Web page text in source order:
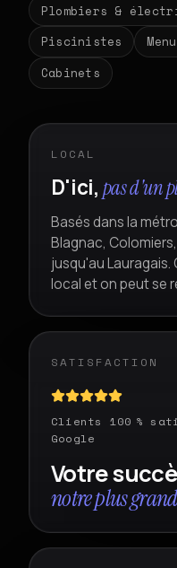
Plombiers &
Piscinistes
Cabinets
LOCAL
D'ici, pas d'un
Basés dans la
Blagnac,
jusqu'au
local et on peut se
SATISFACTION
Clients 100 %
Google
Votre
notre plus